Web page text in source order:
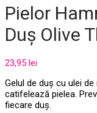
Pielor
Duș Olive
23,95 lei
Gelul de duș cu ulei
catifelează pielea.
fiecare duș.